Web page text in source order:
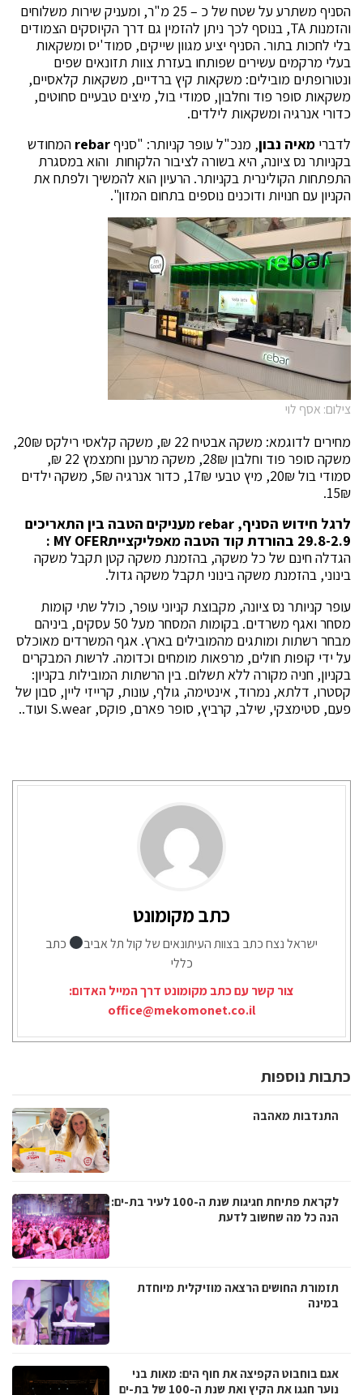
הסניף משתרע על שטח של כ – 25 מ"ר, ומעניק שירות משלוחים
והזמנות TA, בנוסף לכך ניתן להזמין גם דרך הקיוסקים הצמודים
בלי לחכות בתור. הסניף יציע מגוון שייקים, סמוד'יס ומשקאות
בעלי מרקמים עשירים שפותחו בעזרת צוות תזונאים שפים
ונטורופתים מובילים: משקאות קיץ ברדיים, משקאות קלאסיים,
משקאות סופר פוד וחלבון, סמודי בול, מיצים טבעיים סחוטים,
כדורי אנרגיה ומשקאות לילדים.
לדברי מאיה נבון, מנכ"ל עופר קניותר: "סניףrebar המחודש
בקניותר נס ציונה, היא בשורה לציבור הלקוחות והוא במסגרת
התפתחות הקולינרית בקניותר. הרעיון הוא להמשיך ולפתח את
הקניון עם חנויות ודוכנים נוספים בתחום המזון".
צילום: אסף לוי
מחירים לדוגמא: משקה אבטיח 22 ₪, משקה קלאסי רילקס 20₪,
משקה סופר פוד וחלבון 28₪, משקה מרענן וחמצמץ 22 ₪,
סמודי בול 20₪, מיץ טבעי 17₪, כדור אנרגיה 5₪, משקה ילדים
15₪.
לרגל חידוש הסניף, rebar מעניקים הטבה בין התאריכים
29.8-2.9 בהורדת קוד הטבה מאפליקציית
MY OFER
:
הגדלה חינם של כל משקה, בהזמנת משקה קטן תקבל משקה
בינוני, בהזמנת משקה בינוני תקבל משקה גדול.
עופר קניותר נס ציונה, מקבוצת קניוני עופר, כולל שתי קומות
מסחר ואגף משרדים. בקומות המסחר מעל 50 עסקים, ביניהם
מבחר רשתות ומותגים מהמובילים בארץ. אגף המשרדים מאוכלס
על ידי קופות חולים, מרפאות מומחים וכדומה. לרשות המבקרים
בקניון, חניה מקורה ללא תשלום. בין הרשתות המובילות בקניון:
קסטרו, דלתא, נמרוד, אינטימה, גולף, עונות, קרייזי ליין, סבון של
פעם, סטימצקי, שילב, קרביץ, סופר פארם, פוקס, S.wear ועוד..
כתב מקומונט
ישראל נצח כתב בצוות העיתונאים של קול תל אביב
כתב
כללי
צור קשר עם כתב מקומונט דרך המייל האדום:
office@mekomonet.co.il
כתבות נוספות
התנדבות מאהבה
לקראת פתיחת חגיגות שנת ה-100 לעיר בת-ים:
הנה כל מה שחשוב לדעת
תזמורת החושים הרצאה מוזיקלית מיוחדת
במינה
אגם בוחבוט הקפיצה את חוף הים: מאות בני
נוער חגגו את הקיץ ואת שנת ה-100 של בת-ים